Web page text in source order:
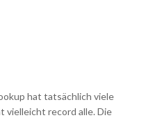
hat tatsächlich viele
vielleicht record alle. Die